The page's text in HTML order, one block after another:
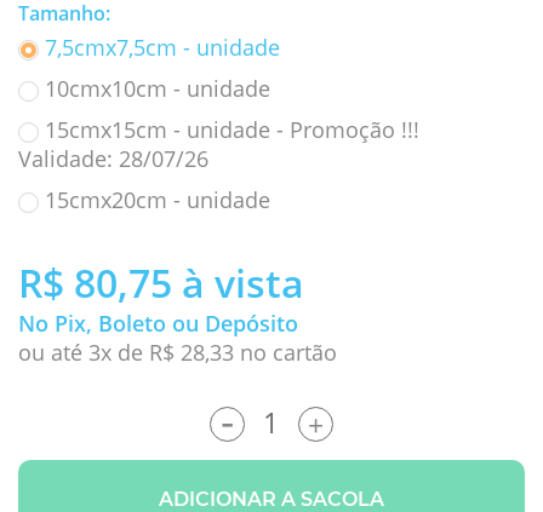
Tamanho:
7,5cmx7,5cm - unidade
10cmx10cm - unidade
15cmx15cm - unidade - Promoção !!!
Validade: 28/07/26
15cmx20cm - unidade
R$ 80,75 à vista
No Pix, Boleto ou Depósito
ou até 3x de R$ 28,33 no cartão
- +
ADICIONAR A SACOLA